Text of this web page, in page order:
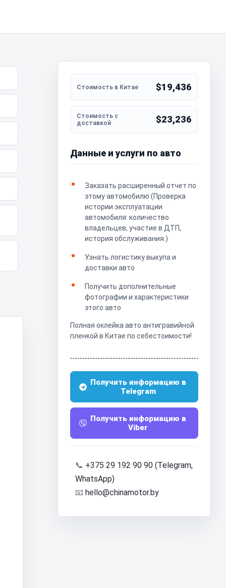
$19,436
$23,236
Данные и услуги по авто
Заказать расширенный отчет по
этому автомобилю (Проверка
истории эксплуатации
автомобиля: количество
владельцев, участие в ДТП,
история обслуживания.)
Узнать логистику выкупа и
доставки авто
Получить дополнительные
фотографии и характеристики
этого авто
Полная оклейка авто антигравийной
пленкой в Китае по себестоимости!
Получить информацию в
Telegram
Получить информацию в
Viber
📞 +375 29 192 90 90 (Telegram,
WhatsApp)
📧 hello@chinamotor.by